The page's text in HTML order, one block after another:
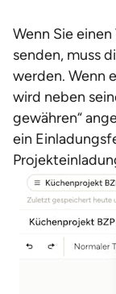
Wenn Sie
senden, muss
werden. Wenn
wird neben
gewähren“
ein